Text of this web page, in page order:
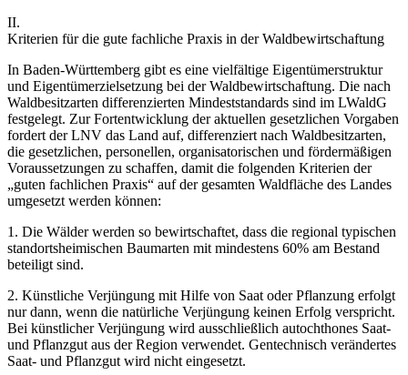
II.
Kriterien für die gute fachliche Praxis in der Waldbewirtschaftung
In Baden-Württemberg gibt es eine vielfältige Eigentümerstruktur
und Eigentümerzielsetzung bei der Waldbewirtschaftung. Die nach
Waldbesitzarten differenzierten Mindeststandards sind im LWaldG
festgelegt. Zur Fortentwicklung der aktuellen gesetzlichen Vorgaben
fordert der LNV das Land auf, differenziert nach Waldbesitzarten,
die gesetzlichen, personellen, organisatorischen und fördermäßigen
Voraussetzungen zu schaffen, damit die folgenden Kriterien der
„guten fachlichen Praxis“ auf der gesamten Waldfläche des Landes
umgesetzt werden können:
1. Die Wälder werden so bewirtschaftet, dass die regional typischen
standortsheimischen Baumarten mit mindestens 60% am Bestand
beteiligt sind.
2. Künstliche Verjüngung mit Hilfe von Saat oder Pflanzung erfolgt
nur dann, wenn die natürliche Verjüngung keinen Erfolg verspricht.
Bei künstlicher Verjüngung wird ausschließlich autochthones Saat-
und Pflanzgut aus der Region verwendet. Gentechnisch verändertes
Saat- und Pflanzgut wird nicht eingesetzt.